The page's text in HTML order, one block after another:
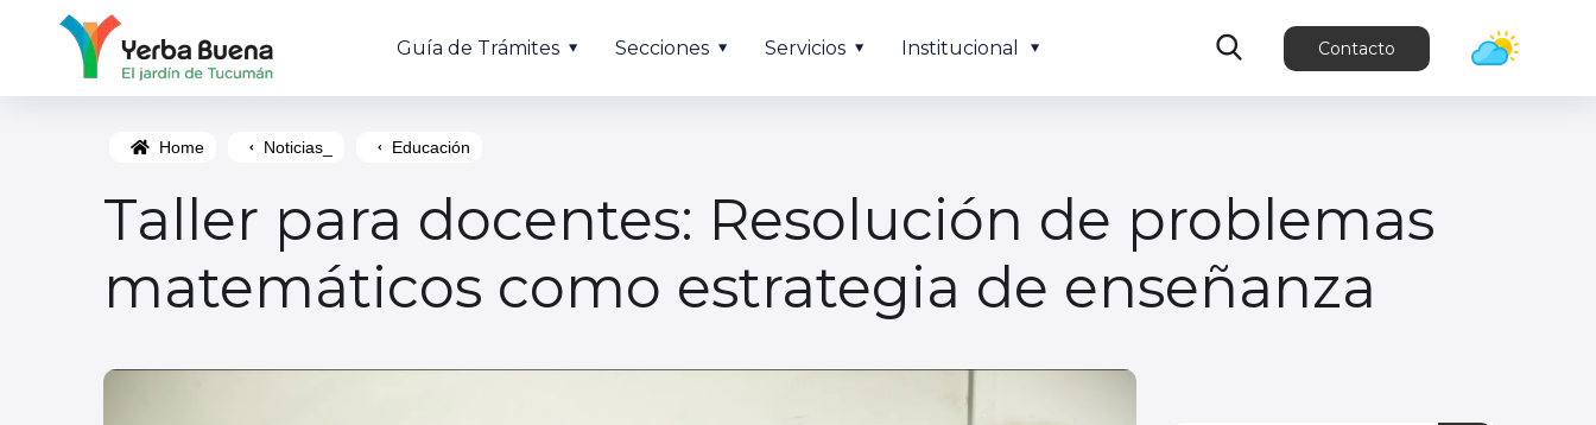
Guía de Trámites Secciones Servicios Institucional Contacto
Home Noticias_ Educación
Taller para docentes: Resolución de problemas
matemáticos como estrategia de enseñanza